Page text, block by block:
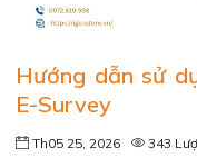
Hướng dẫn sử
E-Survey
Th05 25, 2026 343